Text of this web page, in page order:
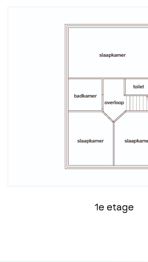
1e etage